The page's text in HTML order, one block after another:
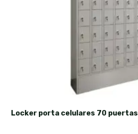
Locker porta celulares 70 puertas